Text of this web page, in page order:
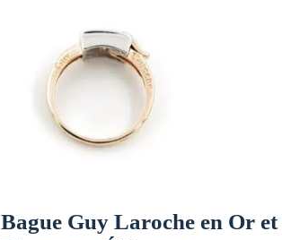
Bague Guy Laroche en Or et